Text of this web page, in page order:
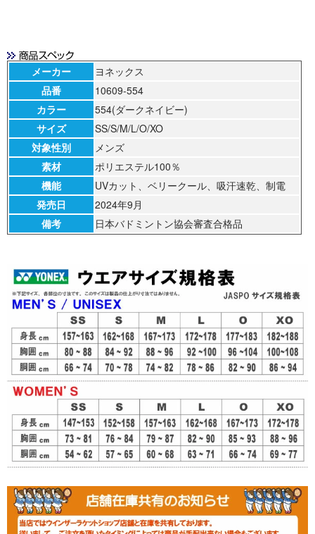
メーカー
ヨネックス
品番
10609-554
カラー
554(ダークネイビー)
サイズ
SS/S/M/L/O/XO
対象性別
メンズ
素材
ポリエステル100％
機能
UVカット、ベリークール、吸汗速乾、制電
発売日
2024年9月
備考
日本バドミントン協会審査合格品